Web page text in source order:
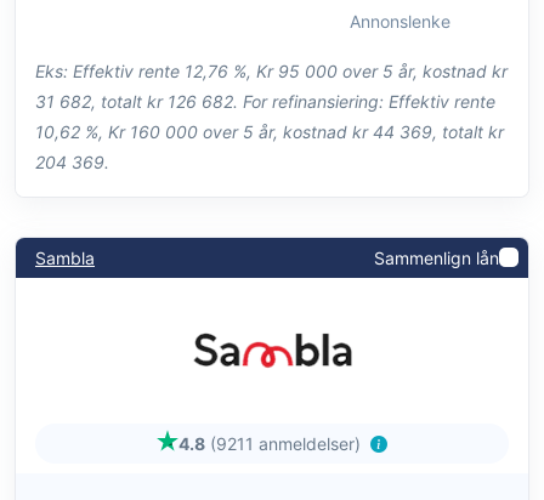
Annonslenke
Eks: Effektiv rente 12,76 %, Kr 95 000 over 5 år, kostnad kr
31 682, totalt kr 126 682. For refinansiering: Effektiv rente
10,62 %, Kr 160 000 over 5 år, kostnad kr 44 369, totalt kr
204 369.
Sambla Sammenlign lån
4.8 (9211 anmeldelser)